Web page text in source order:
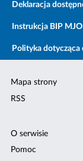
Deklaracja
Instrukcja BIP MJO
Polityka
Mapa strony
RSS
O serwisie
Pomoc